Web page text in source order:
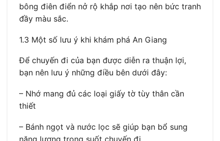
bông điên điển nở rộ khắp nơi tạo nên bức tranh
đầy màu sắc.
1.3 Một số lưu ý khi khám phá An Giang
Để chuyến đi của bạn được diễn ra thuận lợi,
bạn nên lưu ý những điều bên dưới đây:
– Nhớ mang đủ các loại giấy tờ tùy thân cần
thiết
– Bánh ngọt và nước lọc sẽ giúp bạn bổ sung
năng lượng trong suốt chuyến đi